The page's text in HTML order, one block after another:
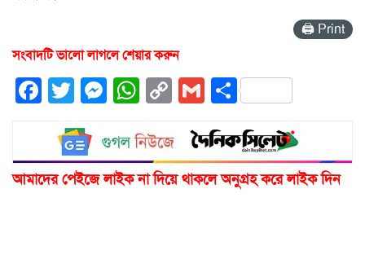
🖨 Print
সংবাদটি ভালো লাগলে শেয়ার করুন
Facebook
Twitter
Messenger
WhatsApp
CopyGmailShare
আমাদের পেইজে লাইক না দিয়ে থাকলে অনুগ্রহ করে লাইক দিন